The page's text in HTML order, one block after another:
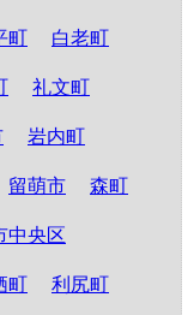
町 白老町
礼文町
岩内町
留萌市 森町
中央区
町 利尻町